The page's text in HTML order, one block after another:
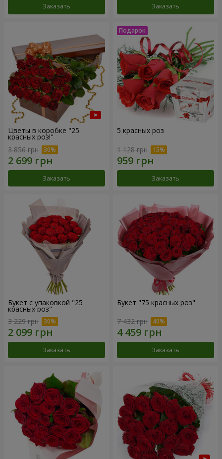
Заказать Заказать
Цветы в коробке "25
красных роз!"
3 856 грн
Заказать
5 красных роз
1 128 грн
Заказать
Букет с упаковкой "25
красных роз"
3 229 грн
Заказать
Букет "75 красных роз"
7 432 грн
Заказать